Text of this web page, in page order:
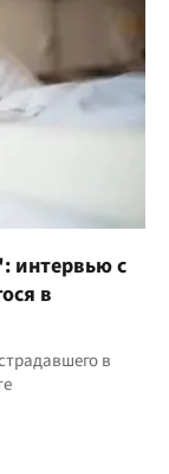
интервью с
в
в